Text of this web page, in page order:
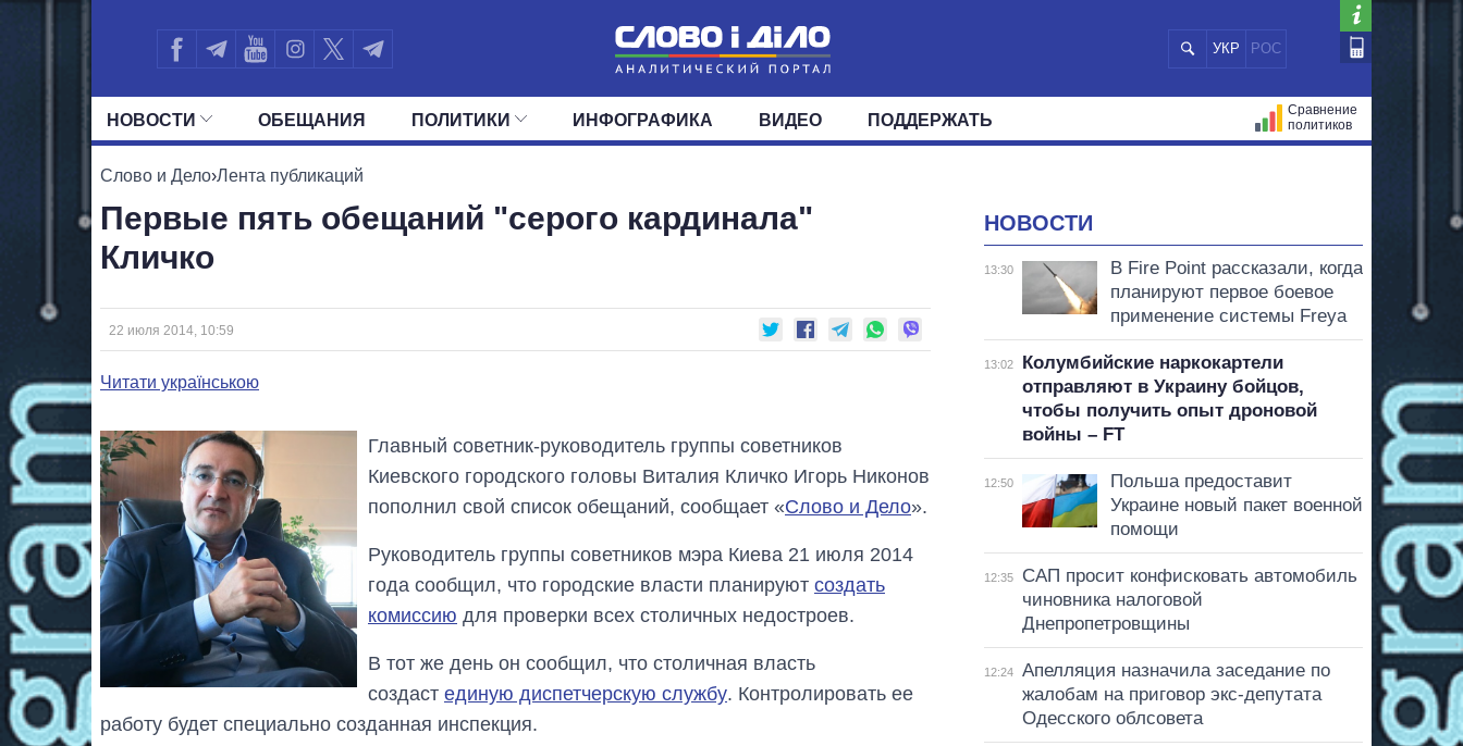
УКР РОС
НОВОСТИ
ПОЛИТИКА ЭКОНОМИКА ОБЩЕСТВО
ОБЕЩАНИЯ ПОЛИТИКИ
ВСЕ ПОЛИТИКИ
ДЕПУТАТЫ КОМИТЕТЫ ФРАКЦИИ
ИНФОГРАФИКА ВИДЕО ПОДДЕРЖАТЬ
Сравнение
политиков
Слово и Дело›Лента публикаций
Первые пять обещаний "серого кардинала"
Кличко
22 июля 2014, 10:59
Читати українською
Главный советник-руководитель группы советников
Киевского городского головы Виталия Кличко Игорь Никонов
пополнил свой список обещаний, сообщает «Слово и Дело».
Руководитель группы советников мэра Киева 21 июля 2014
года сообщил, что городские власти планируют создать
комиссию для проверки всех столичных недостроев.
В тот же день он сообщил, что столичная власть
создаст единую диспетчерскую службу. Контролировать ее
работу будет специально созданная инспекция.
НОВОСТИ
13:30
В Fire Point рассказали, когда
планируют первое боевое
применение системы Freya
13:02
Колумбийские наркокартели
отправляют в Украину бойцов,
чтобы получить опыт дроновой
войны – FT
12:50
Польша предоставит
Украине новый пакет военной
помощи
12:35
САП просит конфисковать автомобиль
чиновника налоговой
Днепропетровщины
12:24
Апелляция назначила заседание по
жалобам на приговор экс-депутата
Одесского облсовета